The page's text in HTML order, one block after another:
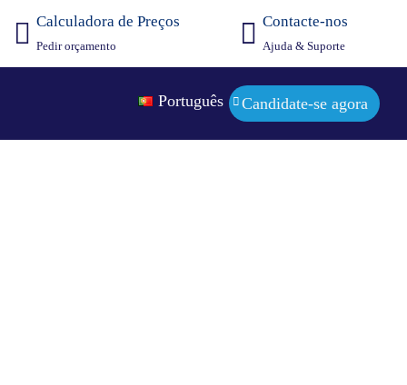
Calculadora de Preços
Pedir orçamento
Contacte-nos
Ajuda & Suporte
Português Candidate-se agora